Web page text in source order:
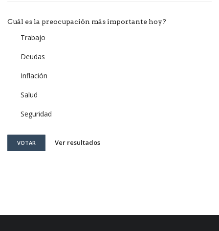
Cuál es la preocupación más importante hoy?
Trabajo
Deudas
Inflación
Salud
Seguridad
VOTAR Ver resultados